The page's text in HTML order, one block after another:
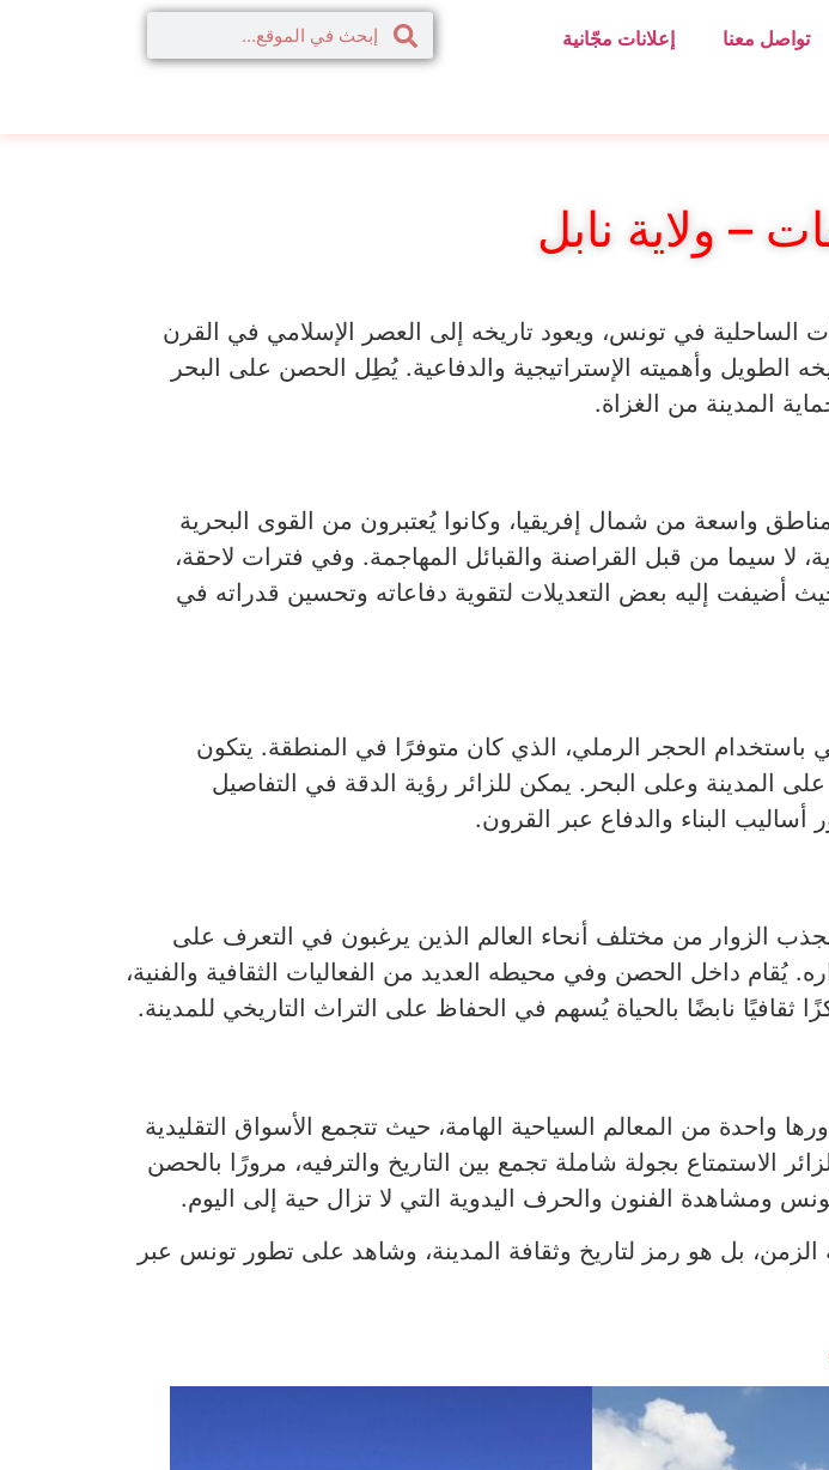
تواصل معنا إعلانات مجّانية
– ولاية نابل
الساحلية في تونس، ويعود تاريخه إلى العصر الإسلامي في القرن
الطويل وأهميته الإستراتيجية والدفاعية. يُطِل الحصن على البحر
المدينة من الغزاة.
واسعة من شمال إفريقيا، وكانوا يُعتبرون من القوى البحرية
سيما من قبل القراصنة والقبائل المهاجمة. وفي فترات لاحقة،
أضيفت إليه بعض التعديلات لتقوية دفاعاته وتحسين قدراته في
باستخدام الحجر الرملي، الذي كان متوفرًا في المنطقة. يتكون
المدينة وعلى البحر. يمكن للزائر رؤية الدقة في التفاصيل
البناء والدفاع عبر القرون.
الزوار من مختلف أنحاء العالم الذين يرغبون في التعرف على
يُقام داخل الحصن وفي محيطه العديد من الفعاليات الثقافية والفنية،
نابضًا بالحياة يُسهم في الحفاظ على التراث التاريخي للمدينة.
واحدة من المعالم السياحية الهامة، حيث تتجمع الأسواق التقليدية
الاستمتاع بجولة شاملة تجمع بين التاريخ والترفيه، مرورًا بالحصن
ومشاهدة الفنون والحرف اليدوية التي لا تزال حية إلى اليوم.
بل هو رمز لتاريخ وثقافة المدينة، وشاهد على تطور تونس عبر